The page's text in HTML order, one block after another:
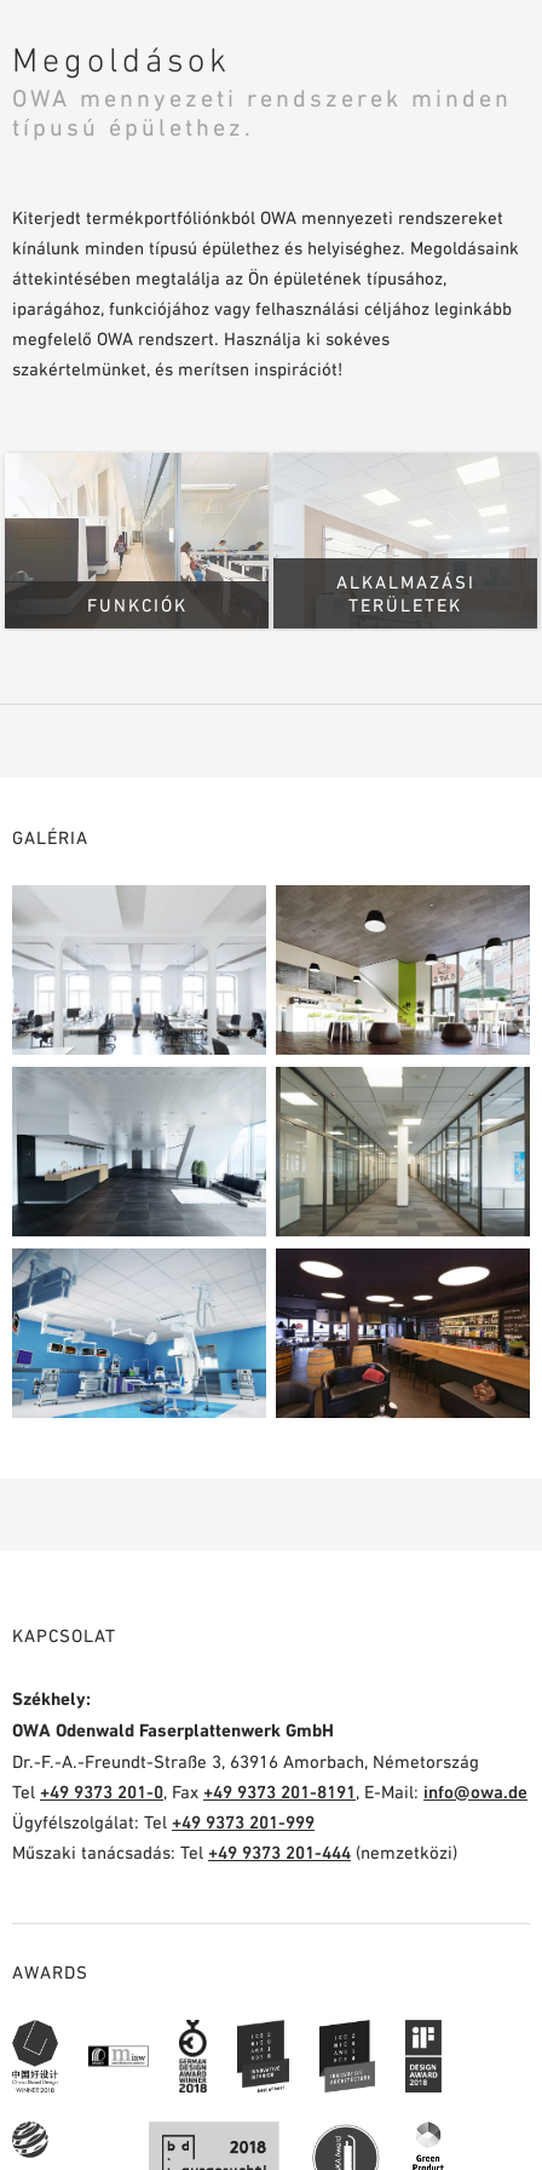
BIM/REVIT KÖNYVTÁR
VIDEÓK
MINTA MEGRENDELÉS
Megoldások
OWA mennyezeti rendszerek minden
típusú épülethez.
Kiterjedt termékportfóliónkból OWA mennyezeti rendszereket
kínálunk minden típusú épülethez és helyiséghez. Megoldásaink
áttekintésében megtalálja az Ön épületének típusához,
iparágához, funkciójához vagy felhasználási céljához leginkább
megfelelő OWA rendszert. Használja ki sokéves
szakértelmünket, és merítsen inspirációt!
FUNKCIÓK
ALKALMAZÁSI
TERÜLETEK
GALÉRIA
KAPCSOLAT
Székhely:
OWA Odenwald Faserplattenwerk GmbH
Dr.-F.-A.-Freundt-Straße 3, 63916 Amorbach, Németország
Tel +49 9373 201-0, Fax +49 9373 201-8191, E-Mail: info@owa.de
Ügyfélszolgálat: Tel +49 9373 201-999
Műszaki tanácsadás: Tel +49 9373 201-444 (nemzetközi)
AWARDS